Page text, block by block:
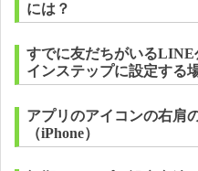
には？
すでに友だちがいるLINE
インステップに設定する
アプリのアイコンの右肩
（iPhone）